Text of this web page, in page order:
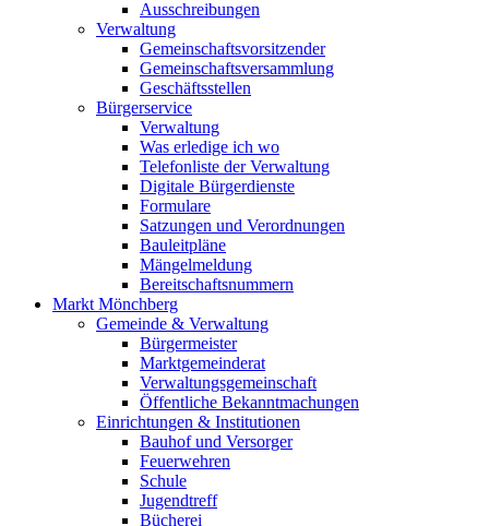
Ausschreibungen
Verwaltung
Gemeinschaftsvorsitzender
Gemeinschaftsversammlung
Geschäftsstellen
Bürgerservice
Verwaltung
Was erledige ich wo
Telefonliste der Verwaltung
Digitale Bürgerdienste
Formulare
Satzungen und Verordnungen
Bauleitpläne
Mängelmeldung
Bereitschaftsnummern
Markt Mönchberg
Gemeinde & Verwaltung
Bürgermeister
Marktgemeinderat
Verwaltungsgemeinschaft
Öffentliche Bekanntmachungen
Einrichtungen & Institutionen
Bauhof und Versorger
Feuerwehren
Schule
Jugendtreff
Bücherei